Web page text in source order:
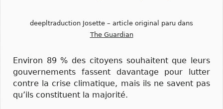
deepltraduction Josette – article original paru dans
The Guardian
Environ 89 % des citoyens souhaitent que leurs
gouvernements fassent davantage pour lutter
contre la crise climatique, mais ils ne savent pas
qu’ils constituent la majorité.